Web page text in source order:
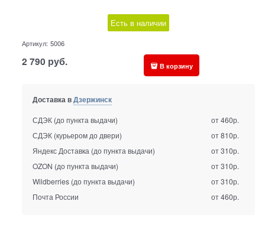
Есть в наличии
Артикул: 5006
2 790 руб. В корзину
Доставка вДзержинск
СДЭК (до пункта выдачи)
от 460р.
СДЭК (курьером до двери)
от 810р.
Яндекс Доставка (до пункта выдачи)
от 310р.
OZON (до пункта выдачи)
от 310р.
Wildberries (до пункта выдачи)
от 310р.
Почта России
от 460р.